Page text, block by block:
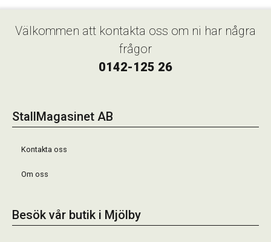
Välkommen att kontakta oss om ni har några
frågor
0142-125 26
StallMagasinet AB
Kontakta oss
Om oss
Besök vår butik i Mjölby